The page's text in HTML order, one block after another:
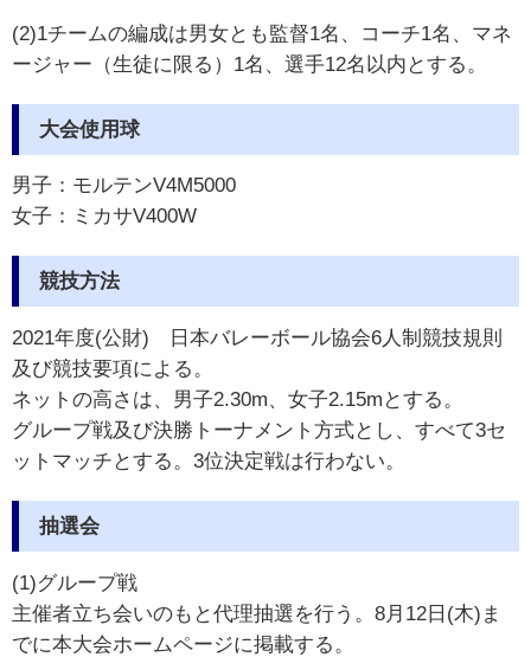
(2)1チームの編成は男女とも監督1名、コーチ1名、マネ
ージャー（生徒に限る）1名、選手12名以内とする。
大会使用球
男子：モルテンV4M5000
女子：ミカサV400W
競技方法
2021年度(公財) 日本バレーボール協会6人制競技規則
及び競技要項による。
ネットの高さは、男子2.30m、女子2.15mとする。
グループ戦及び決勝トーナメント方式とし、すべて3セ
ットマッチとする。3位決定戦は行わない。
抽選会
(1)グループ戦
主催者立ち会いのもと代理抽選を行う。8月12日(木)ま
でに本大会ホームページに掲載する。